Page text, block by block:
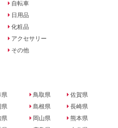
自転車
日用品
化粧品
アクセサリー
その他
県
県
県
鳥取県
島根県
岡山県
佐賀県
長崎県
熊本県